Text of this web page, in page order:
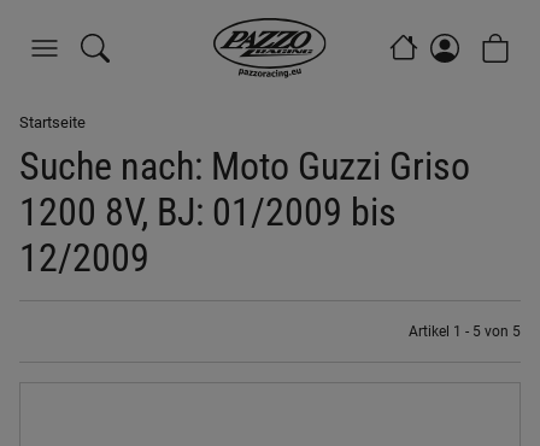
Startseite
Suche nach: Moto Guzzi Griso
1200 8V, BJ: 01/2009 bis
12/2009
Artikel 1 - 5 von 5